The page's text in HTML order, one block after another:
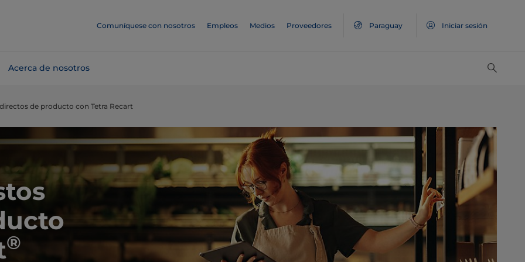
Comuníquese con nosotros Empleos Medios Proveedores Paraguay Iniciar sesión
Acerca de nosotros
de producto con Tetra Recart
®